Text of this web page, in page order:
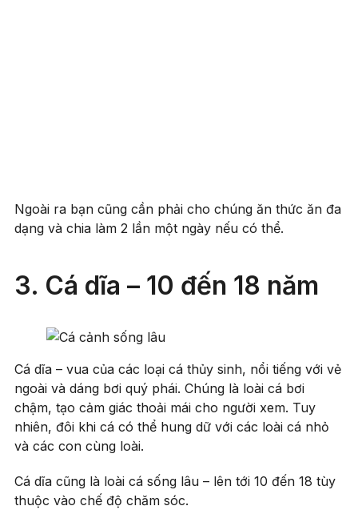
Ngoài ra bạn cũng cần phải cho chúng ăn thức ăn đa
dạng và chia làm 2 lần một ngày nếu có thể.
3. Cá dĩa – 10 đến 18 năm
Cá dĩa – vua của các loại cá thủy sinh, nổi tiếng với vẻ
ngoài và dáng bơi quý phái. Chúng là loài cá bơi
chậm, tạo cảm giác thoải mái cho người xem. Tuy
nhiên, đôi khi cá có thể hung dữ với các loài cá nhỏ
và các con cùng loài.
Cá dĩa cũng là loài cá sống lâu – lên tới 10 đến 18 tùy
thuộc vào chế độ chăm sóc.